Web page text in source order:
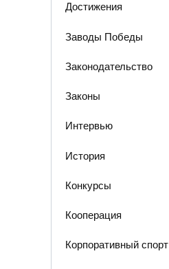
Достижения
Заводы Победы
Законодательство
Законы
Интервью
История
Конкурсы
Кооперация
Корпоративный спорт